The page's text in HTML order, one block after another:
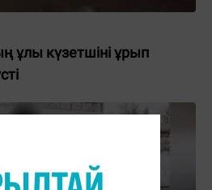
ұлы күзетшіні ұрып